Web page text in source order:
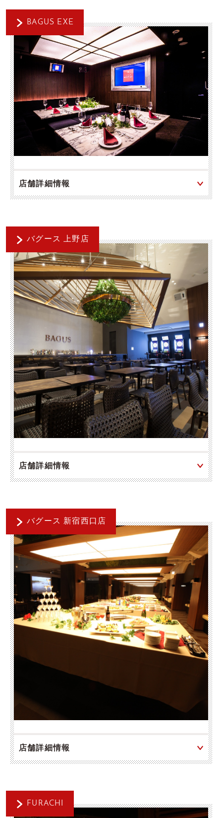
BAGUS EXE
店舗詳細情報
バグース 上野店
店舗詳細情報
バグース 新宿西口店
店舗詳細情報
FURACHI